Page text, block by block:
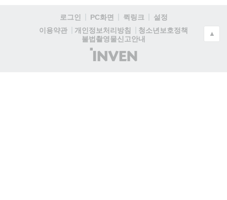
로그인 PC화면 퀵링크
설정
이용약관
개인정보처리방침
청소년보호정책
불법촬영물신고안내
(주)
인
▲